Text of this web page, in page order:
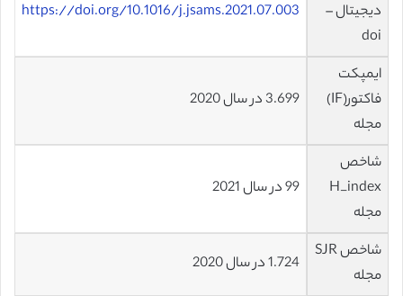
دیجیتال –
doi
https://doi.org/10.1016/j.jsams.2021.07.003
ایمپکت
فاکتور(IF)
مجله
3.699 در سال 2020
شاخص
H_index
مجله
99 در سال 2021
شاخص SJR
مجله
1.724 در سال 2020